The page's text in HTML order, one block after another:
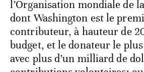
l’Organisation mondiale de
dont Washington est le
contributeur, à hauteur de
budget, et le donateur le
avec plus d’un milliard de